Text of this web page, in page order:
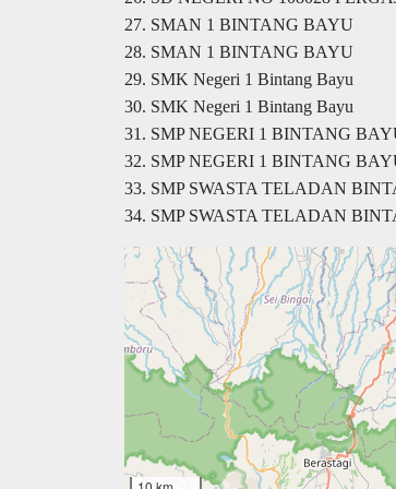
27. SMAN 1 BINTANG BAYU
28. SMAN 1 BINTANG BAYU
29. SMK Negeri 1 Bintang Bayu
30. SMK Negeri 1 Bintang Bayu
31. SMP NEGERI 1 BINTANG
32. SMP NEGERI 1 BINTANG
33. SMP SWASTA TELADAN
34. SMP SWASTA TELADAN